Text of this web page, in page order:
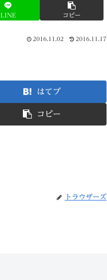
LINE コピー
2016.11.02 2016.11.17
はてブ
コピー
トラウザーズ